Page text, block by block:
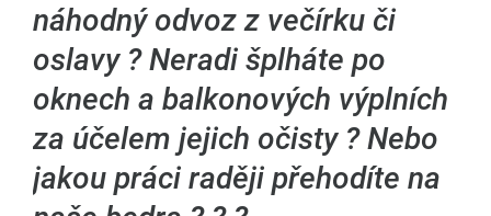
náhodný odvoz z večírku či
oslavy ? Neradi šplháte po
oknech a balkonových výplních
za účelem jejich očisty ? Nebo
jakou práci raději přehodíte na